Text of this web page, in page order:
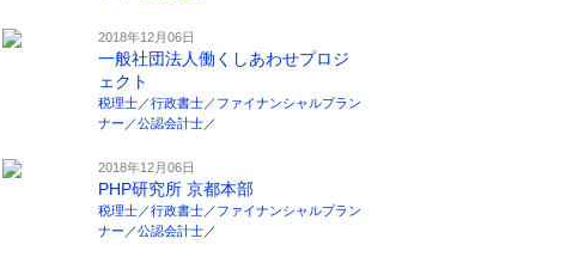
2018年12月06日
一般社団法人働くしあわせプロジ
ェクト
税理士 ／行政書士 ／ファイナンシャルプラン
ナー ／公認会計士 ／
2018年12月06日
PHP研究所 京都本部
税理士 ／行政書士 ／ファイナンシャルプラン
ナー ／公認会計士 ／